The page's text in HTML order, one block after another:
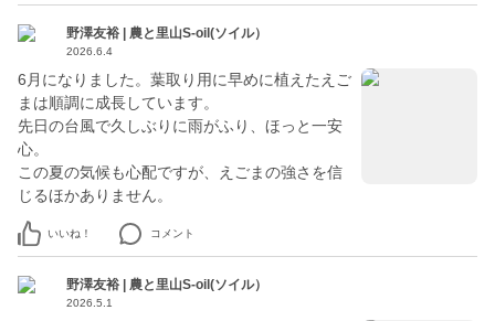
野澤友裕 | 農と里山S-oil(ソイル）
2026.6.4
6月になりました。葉取り用に早めに植えたえご
まは順調に成長しています。
先日の台風で久しぶりに雨がふり、ほっと一安
心。
この夏の気候も心配ですが、えごまの強さを信
じるほかありません。
いいね！ コメント
野澤友裕 | 農と里山S-oil(ソイル）
2026.5.1